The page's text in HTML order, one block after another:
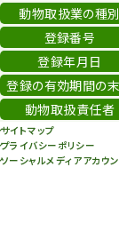
動物取扱業の種別
登録番号
登録年月日
登録の有効期間の
動物取扱責任者
サイトマップ
プライバシーポリシー
ソーシャルメディアアカウ